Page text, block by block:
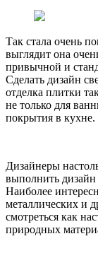
Так стала очень
выглядит она
привычной и
Сделать дизайн
отделка плитки
не только для
покрытия в кухне.
Дизайнеры
выполнить
Наиболее
металлических и
смотреться как
природных